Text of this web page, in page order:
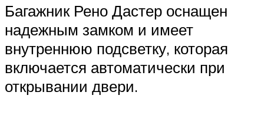
Багажник Рено Дастер оснащен
надежным замком и имеет
внутреннюю подсветку, которая
включается автоматически при
открывании двери.